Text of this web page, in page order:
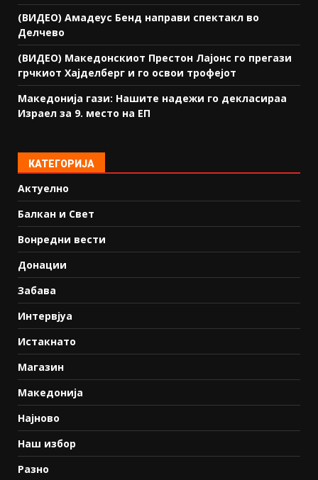
(ВИДЕО) Амадеус Бенд направи спектакл во
Делчево
(ВИДЕО) Македонскиот Престон Лајонс го прегази
грчкиот Хајделберг и го освои трофејот
Македонија гази: Нашите надежи го декласираа
Израел за 9. место на ЕП
КАТЕГОРИЈА
Актуелно
Балкан и Свет
Вонредни вести
Донации
Забава
Интервјуа
Истакнато
Магазин
Македонија
Најново
Наш избор
Разно